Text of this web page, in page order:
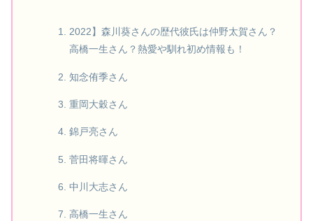
2022】森川葵さんの歴代彼氏は仲野太賀さん？
高橋一生さん？熱愛や馴れ初め情報も！
知念侑季さん
重岡大穀さん
錦戸亮さん
菅田将暉さん
中川大志さん
高橋一生さん